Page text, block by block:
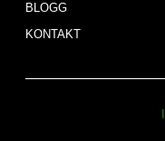
BLOGG
KONTAKT